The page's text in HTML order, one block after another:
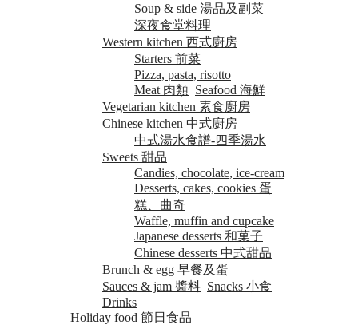
Soup & side 湯品及副菜
深夜食堂料理
Western kitchen 西式廚房
Starters 前菜
Pizza, pasta, risotto
Meat 肉類 Seafood 海鮮
Vegetarian kitchen 素食廚房
Chinese kitchen 中式廚房
中式湯水食譜-四季湯水
Sweets 甜品
Candies, chocolate, ice-cream
Desserts, cakes, cookies 蛋
糕、曲奇
Waffle, muffin and cupcake
Japanese desserts 和菓子
Chinese desserts 中式甜品
Brunch & egg 早餐及蛋
Sauces & jam 醬料 Snacks 小食
Drinks
Holiday food 節日食品